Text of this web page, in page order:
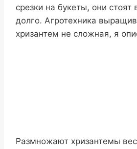
срезки на букеты, они стоят
долго. Агротехника
хризантем не сложная, я
Размножают хризантемы